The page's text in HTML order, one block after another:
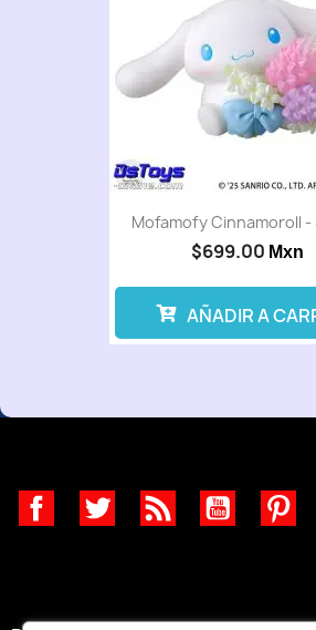
Mofamofy Cinnamoroll -
$699.00 Mxn
AÑADIR A
FacebookTwitter Rss YouTube